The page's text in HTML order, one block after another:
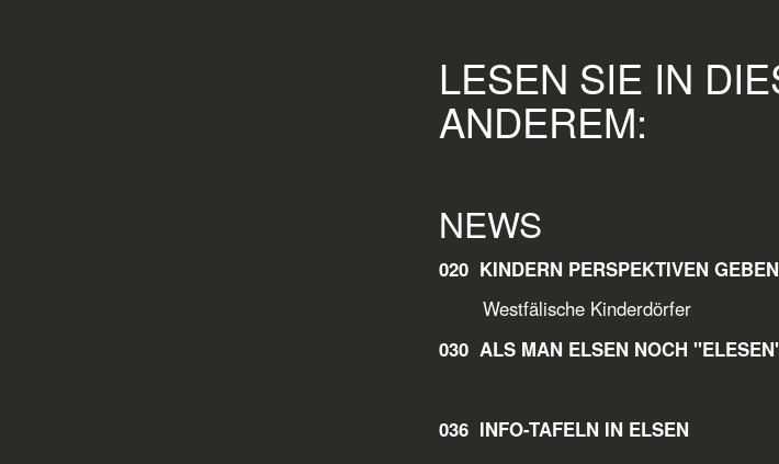
LESEN SIE IN
ANDEREM:
NEWS
020 KINDERN PERSPEKTIVEN GEBEN
Westfälische Kinderdörfer
030 ALS MAN ELSEN NOCH
036 INFO-TAFELN IN ELSEN